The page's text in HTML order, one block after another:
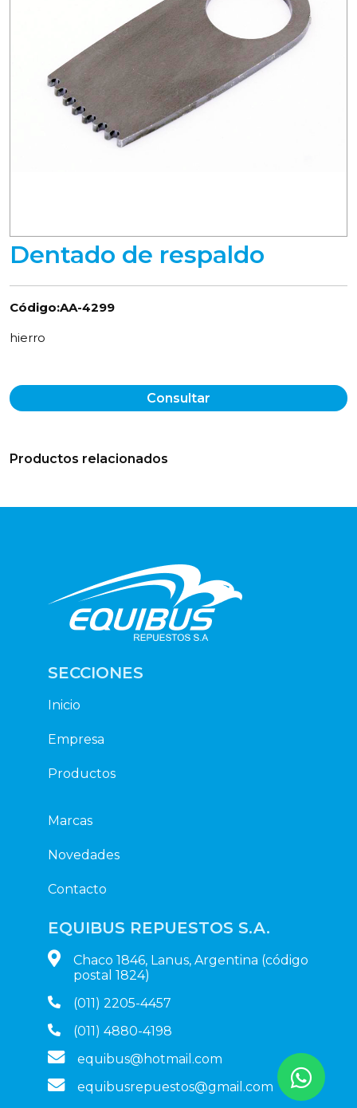
Dentado de respaldo
Código:AA-4299
hierro
Consultar
Productos relacionados
SECCIONES
Inicio
Empresa
Productos
Marcas
Novedades
Contacto
EQUIBUS REPUESTOS S.A.
Chaco 1846, Lanus, Argentina (código
postal 1824)
(011) 2205-4457
(011) 4880-4198
equibus@hotmail.com
equibusrepuestos@gmail.com